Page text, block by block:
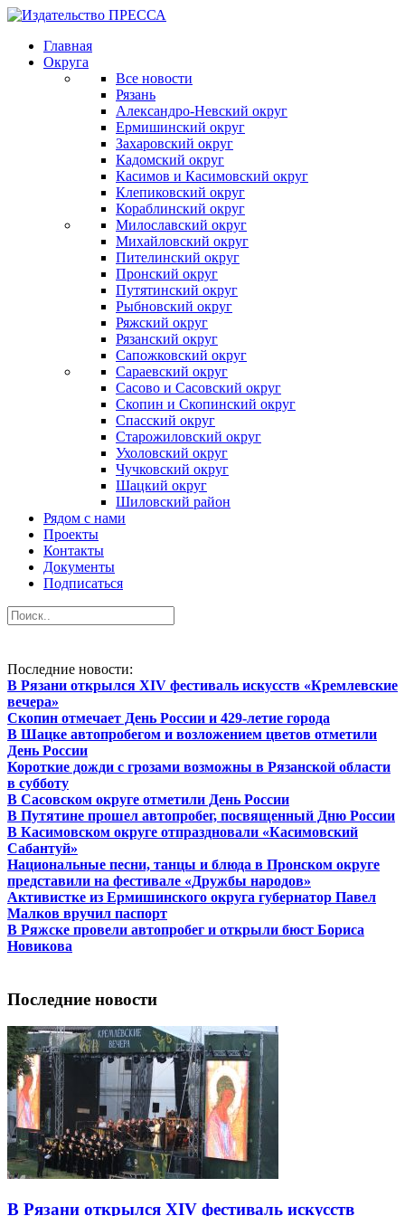
Главная
Округа
Все новости
Рязань
Александро-Невский округ
Ермишинский округ
Захаровский округ
Кадомский округ
Касимов и Касимовский округ
Клепиковский округ
Кораблинский округ
Милославский округ
Михайловский округ
Пителинский округ
Пронский округ
Путятинский округ
Рыбновский округ
Ряжский округ
Рязанский округ
Сапожковский округ
Сараевский округ
Сасово и Сасовский округ
Скопин и Скопинский округ
Спасский округ
Старожиловский округ
Ухоловский округ
Чучковский округ
Шацкий округ
Шиловский район
Рядом с нами
Проекты
Контакты
Документы
Подписаться
Последние новости:
В Рязани открылся XIV фестиваль искусств «Кремлевские
вечера»
Скопин отмечает День России и 429-летие города
В Шацке автопробегом и возложением цветов отметили
День России
Короткие дожди с грозами возможны в Рязанской области
в субботу
В Сасовском округе отметили День России
В Путятине прошел автопробег, посвященный Дню России
В Касимовском округе отпраздновали «Касимовский
Сабантуй»
Национальные песни, танцы и блюда в Пронском округе
представили на фестивале «Дружбы народов»
Активистке из Ермишинского округа губернатор Павел
Малков вручил паспорт
В Ряжске провели автопробег и открыли бюст Бориса
Новикова
Последние новости
В Рязани открылся XIV фестиваль искусств